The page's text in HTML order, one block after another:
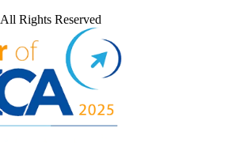
All Rights Reserved